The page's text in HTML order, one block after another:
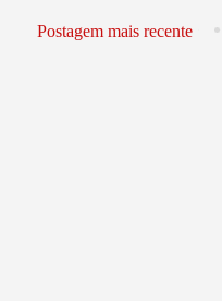
Postagem mais recente